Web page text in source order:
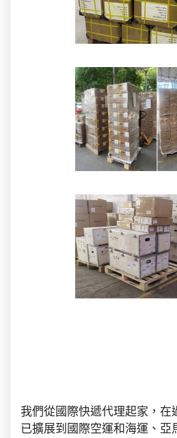
我們從國際快遞代理起家，在
已擴展到國際空運和海運、亞